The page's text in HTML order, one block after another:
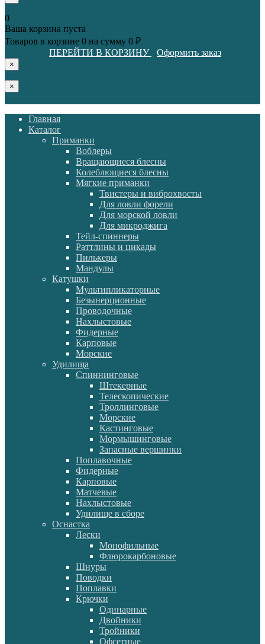
0
Ваша корзина пуста
Товаров в корзине 0 на сумму 0 ₽
ПЕРЕЙТИ В КОРЗИНУ
Оформить заказ
×
×
Главная
Каталог
Приманки
Воблеры
Вращающиеся блесны
Колеблющиеся блесны
Мягкие приманки
Твистеры и виброхвосты
Для ловли форели
Для морской ловли
Для микроджига
Тейл-спиннеры
Раттлины и цикады
Пилькеры
Мандулы
Катушки
Мультипликаторные
Безынерционные
Проводочные
Нахлыстовые
Фидерные
Карповые
Морские
Удилища
Спиннинговые
Штекерные
Телескопические
Троллинговые
Морские
Кастинговые
Мормышинговые
Запасные вершинки
Поплавочные
Фидерные
Карповые
Матчевые
Нахлыстовые
Удилище в сборе
Оснастка
Лески
Монофильные
Флюрокарбоновые
Шнуры
Поводки
Поплавки
Крючки
Одинарные
Двойники
Тройники
Офсетные